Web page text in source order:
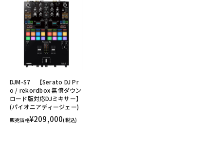
DJM-S7 【Serato DJ Pr
o / rekordbox 無償ダウン
ロード版対応DJミキサー】
(パイオニアディージェー)
販売価格¥209,000(税込)